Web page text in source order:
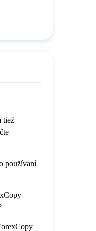
tiež
používaní